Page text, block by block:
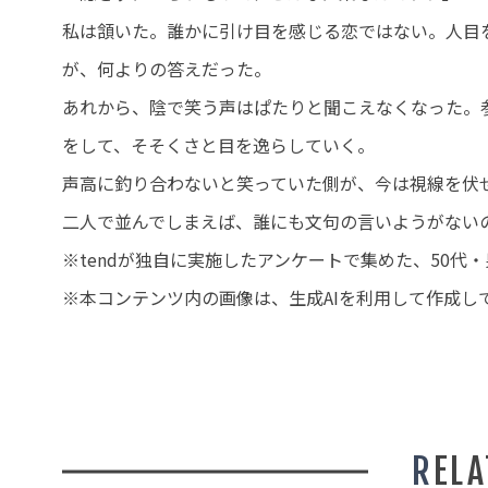
私は頷いた。誰かに引け目を感じる恋ではない。人
が、何よりの答えだった。
あれから、陰で笑う声はぱたりと聞こえなくなった
をして、そそくさと目を逸らしていく。
声高に釣り合わないと笑っていた側が、今は視線を
二人で並んでしまえば、誰にも文句の言いようがない
※tendが独自に実施したアンケートで集めた、50代
※本コンテンツ内の画像は、生成AIを利用して作成し